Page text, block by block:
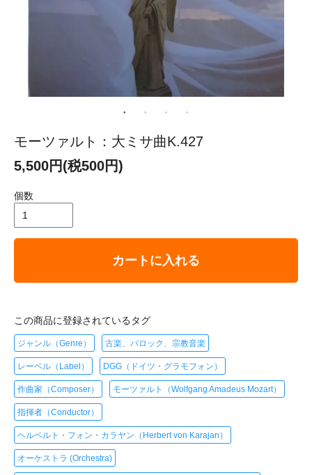
モーツァルト：大ミサ曲K.427
5,500円(税500円)
個数
カートに入れる
この商品に登録されているタグ
ジャンル（Genre） 古楽、バロック、宗教音楽
レーベル（Label） DGG（ドイツ・グラモフォン）
作曲家（Composer） モーツァルト（Wolfgang Amadeus Mozart）
指揮者（Conductor）
ヘルベルト・フォン・カラヤン（Herbert von Karajan）
オーケストラ (Orchestra)